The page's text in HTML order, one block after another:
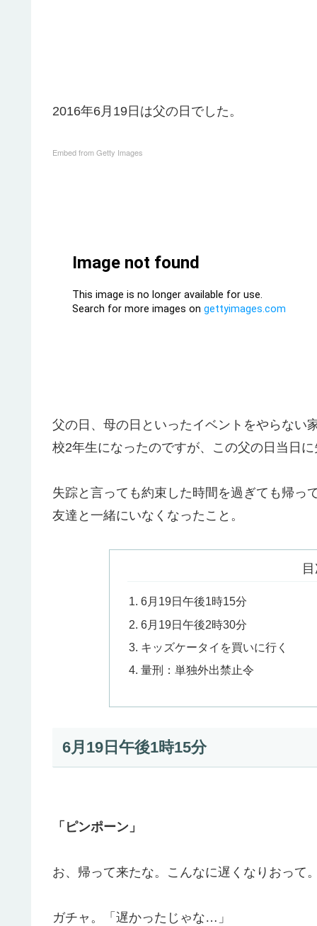
2016年6月19日は父の日でした。
Embed from Getty Images
父の日、母の日といったイベントをやらない
校2年生になったのですが、この父の日当日
失踪と言っても約束した時間を過ぎても帰っ
友達と一緒にいなくなったこと。
6月19日午後1時15分
6月19日午後2時30分
キッズケータイを買いに行く
量刑：単独外出禁止令
6月19日午後1時15分
「ピンポーン」
お、帰って来たな。こんなに遅くなりおって
ガチャ。「遅かったじゃな…」